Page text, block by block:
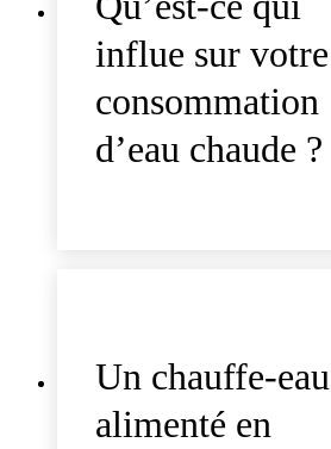
influe sur votre
consommation
d’eau chaude ?
Un chauffe-eau
alimenté en